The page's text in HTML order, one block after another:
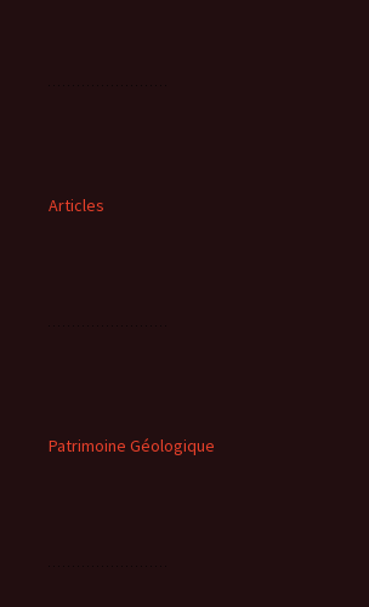
Articles
Patrimoine Géologique